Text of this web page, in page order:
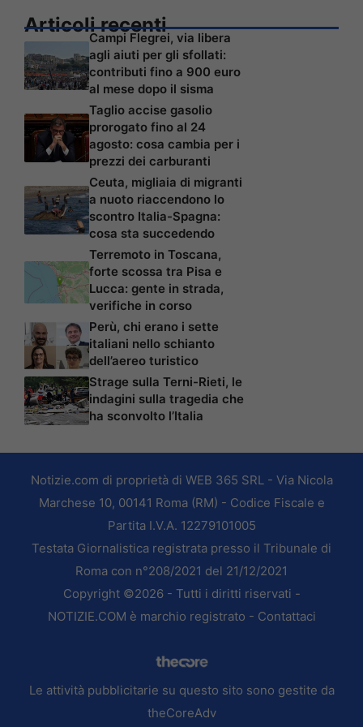
Articoli recenti
Campi Flegrei, via libera
agli aiuti per gli sfollati:
contributi fino a 900 euro
al mese dopo il sisma
Taglio accise gasolio
prorogato fino al 24
agosto: cosa cambia per i
prezzi dei carburanti
Ceuta, migliaia di migranti
a nuoto riaccendono lo
scontro Italia-Spagna:
cosa sta succedendo
Terremoto in Toscana,
forte scossa tra Pisa e
Lucca: gente in strada,
verifiche in corso
Perù, chi erano i sette
italiani nello schianto
dell’aereo turistico
Strage sulla Terni-Rieti, le
indagini sulla tragedia che
ha sconvolto l’Italia
Notizie.com di proprietà di WEB 365 SRL - Via Nicola
Marchese 10, 00141 Roma (RM) - Codice Fiscale e
Partita I.V.A. 12279101005
Testata Giornalistica registrata presso il Tribunale di
Roma con n°208/2021 del 21/12/2021
Copyright ©2026 - Tutti i diritti riservati -
NOTIZIE.COM è marchio registrato - Contattaci
Le attività pubblicitarie su questo sito sono gestite da
theCoreAdv